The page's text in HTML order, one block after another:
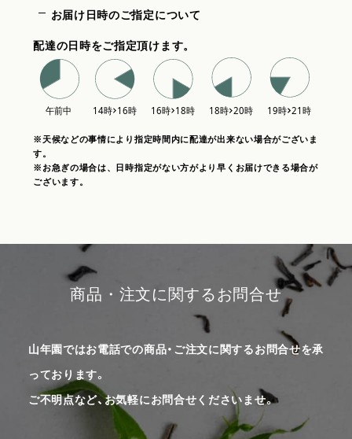
お届け日時のご指定について
配達の日時をご指定頂けます。
※天候などの事情により指定時間内に配達が出来ない場合がございま
す。
※お急ぎの場合は、日時指定がない方がより早くお届けできる場合が
ございます。
商品・注文に関するお問合せ
山年園ではお電話での商品・ご注文に関するお問合せを承
っております。
ご不明点など、お気軽にお問合せくださいませ。